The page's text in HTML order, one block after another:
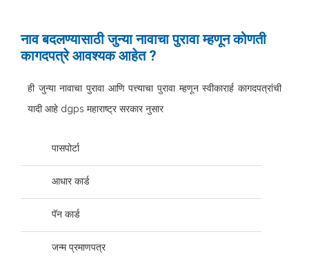
नाव बदलण्यासाठी जुन्या नावाचा पुरावा म्हणून कोणती
कागदपत्रे आवश्यक आहेत ?
ही जुन्या नावाचा पुरावा आणि पत्त्याचा पुरावा म्हणून स्वीकारार्ह कागदपत्रांची
यादी आहे dgps महाराष्ट्र सरकार नुसार
पासपोर्टा
आधार कार्ड
पॅन कार्ड
जन्म प्रमाणपत्र